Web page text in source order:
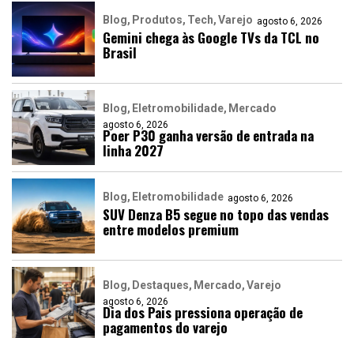
Blog Produtos Tech Varejo agosto 6, 2026
Gemini chega às Google TVs da TCL no
Brasil
Blog Eletromobilidade Mercado
agosto 6, 2026
Poer P30 ganha versão de entrada na
linha 2027
Blog Eletromobilidade agosto 6, 2026
SUV Denza B5 segue no topo das vendas
entre modelos premium
Blog Destaques Mercado Varejo
agosto 6, 2026
Dia dos Pais pressiona operação de
pagamentos do varejo